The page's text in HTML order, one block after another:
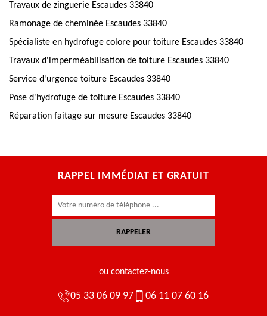
Travaux de zinguerie Escaudes 33840
Ramonage de cheminée Escaudes 33840
Spécialiste en hydrofuge colore pour toiture Escaudes 33840
Travaux d'imperméabilisation de toiture Escaudes 33840
Service d'urgence toiture Escaudes 33840
Pose d'hydrofuge de toiture Escaudes 33840
Réparation faitage sur mesure Escaudes 33840
RAPPEL IMMÉDIAT ET GRATUIT
ou contactez-nous
05 33 06 09 97 06 11 07 60 16